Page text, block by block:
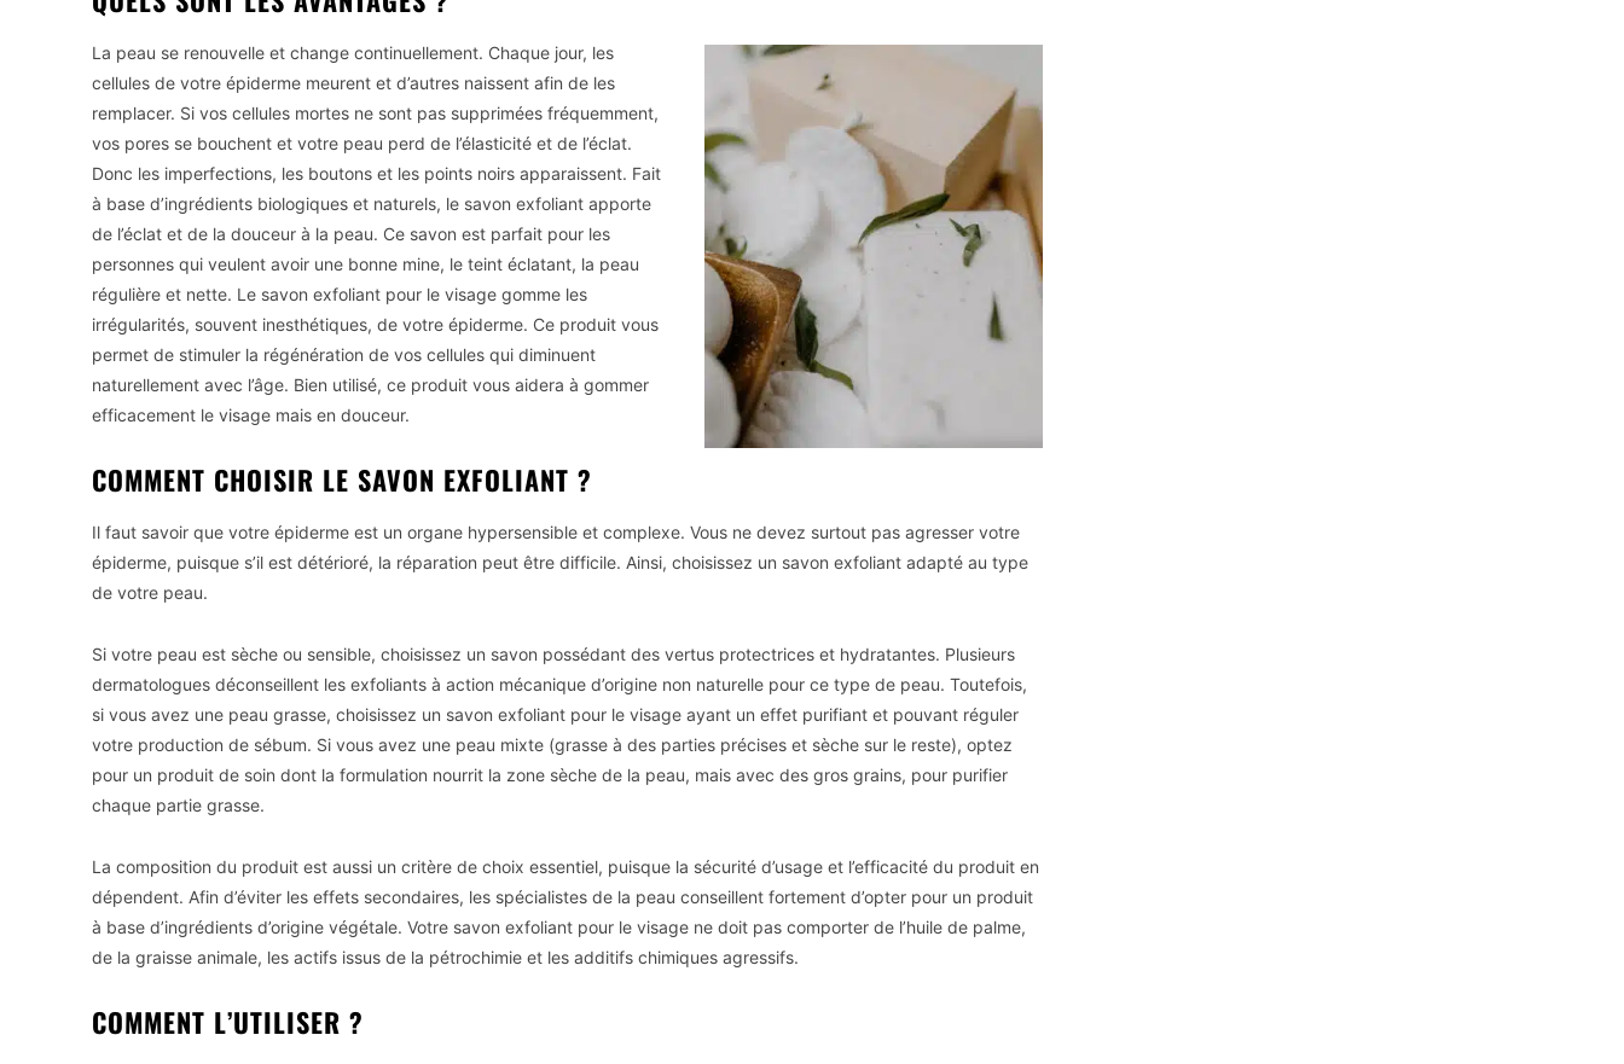
La peau se renouvelle et change continuellement. Chaque jour, les
cellules de votre épiderme meurent et d’autres naissent afin de les
remplacer. Si vos cellules mortes ne sont pas supprimées fréquemment,
vos pores se bouchent et votre peau perd de l’élasticité et de l’éclat.
Donc les imperfections, les boutons et les points noirs apparaissent. Fait
à base d’ingrédients biologiques et naturels, le savon exfoliant apporte
de l’éclat et de la douceur à la peau. Ce savon est parfait pour les
personnes qui veulent avoir une bonne mine, le teint éclatant, la peau
régulière et nette. Le savon exfoliant pour le visage gomme les
irrégularités, souvent inesthétiques, de votre épiderme. Ce produit vous
permet de stimuler la régénération de vos cellules qui diminuent
naturellement avec l’âge. Bien utilisé, ce produit vous aidera à gommer
efficacement le visage mais en douceur.
COMMENT CHOISIR LE SAVON EXFOLIANT ?
Il faut savoir que votre épiderme est un organe hypersensible et complexe. Vous ne devez surtout pas agresser votre
épiderme, puisque s’il est détérioré, la réparation peut être difficile. Ainsi, choisissez un savon exfoliant adapté au type
de votre peau.
Si votre peau est sèche ou sensible, choisissez un savon possédant des vertus protectrices et hydratantes. Plusieurs
dermatologues déconseillent les exfoliants à action mécanique d’origine non naturelle pour ce type de peau. Toutefois,
si vous avez une peau grasse, choisissez un savon exfoliant pour le visage ayant un effet purifiant et pouvant réguler
votre production de sébum. Si vous avez une peau mixte (grasse à des parties précises et sèche sur le reste), optez
pour un produit de soin dont la formulation nourrit la zone sèche de la peau, mais avec des gros grains, pour purifier
chaque partie grasse.
La composition du produit est aussi un critère de choix essentiel, puisque la sécurité d’usage et l’efficacité du produit en
dépendent. Afin d’éviter les effets secondaires, les spécialistes de la peau conseillent fortement d’opter pour un produit
à base d’ingrédients d’origine végétale. Votre savon exfoliant pour le visage ne doit pas comporter de l’huile de palme,
de la graisse animale, les actifs issus de la pétrochimie et les additifs chimiques agressifs.
COMMENT L’UTILISER ?